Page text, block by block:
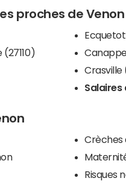
proches de Venon
Ecquetot
Crasville
Salaires
Risques